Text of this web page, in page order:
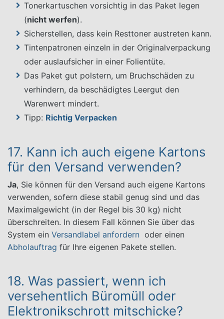
Tonerkartuschen vorsichtig in das Paket legen
(nicht werfen).
Sicherstellen, dass kein Resttoner austreten kann.
Tintenpatronen einzeln in der Originalverpackung
oder auslaufsicher in einer Folientüte.
Das Paket gut polstern, um Bruchschäden zu
verhindern, da beschädigtes Leergut den
Warenwert mindert.
Tipp: Richtig Verpacken
17. Kann ich auch eigene Kartons
für den Versand verwenden?
Ja, Sie können für den Versand auch eigene Kartons
verwenden, sofern diese stabil genug sind und das
Maximalgewicht (in der Regel bis 30 kg) nicht
überschreiten. In diesem Fall können Sie über das
System ein Versandlabel anfordern oder einen
Abholauftrag für Ihre eigenen Pakete stellen.
18. Was passiert, wenn ich
versehentlich Büromüll oder
Elektronikschrott mitschicke?